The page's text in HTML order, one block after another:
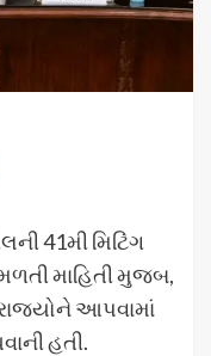
41મી મિટિંગ
મળતી માહિતી મુજબ,
આપવામાં
હતી.